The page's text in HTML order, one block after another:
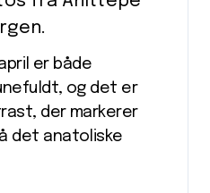
er både
og det er
der markerer
det anatoliske